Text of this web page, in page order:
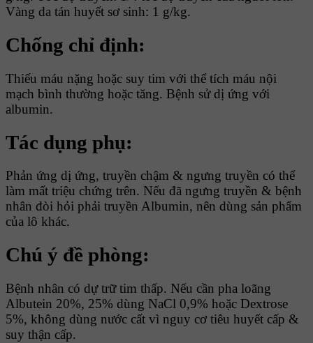
Vàng da tán huyết sơ sinh: 1 g/kg.
Chống chỉ định:
Thiếu máu nặng hoặc suy tim với thể tích máu nội
mạch bình thường hoặc tăng. Bệnh sử dị ứng với
albumin.
Tác dụng phụ:
Phản ứng dị ứng, truyền chậm & ngưng truyền có thể
làm mất triệu chứng trên. Nếu đã ngưng truyền & bệnh
nhân đòi hỏi phải truyền Albumin, nên dùng sản phẩm
của lô khác.
Chú ý đề phòng:
Bệnh nhân có dự trữ tim thấp. Nếu cần pha loãng
Albutein 20%, 25% dùng NaCl 0,9% hoặc Dextrose
5%, không dùng nước cất vì nguy cơ tiêu huyết cấp &
suy thận cấp.